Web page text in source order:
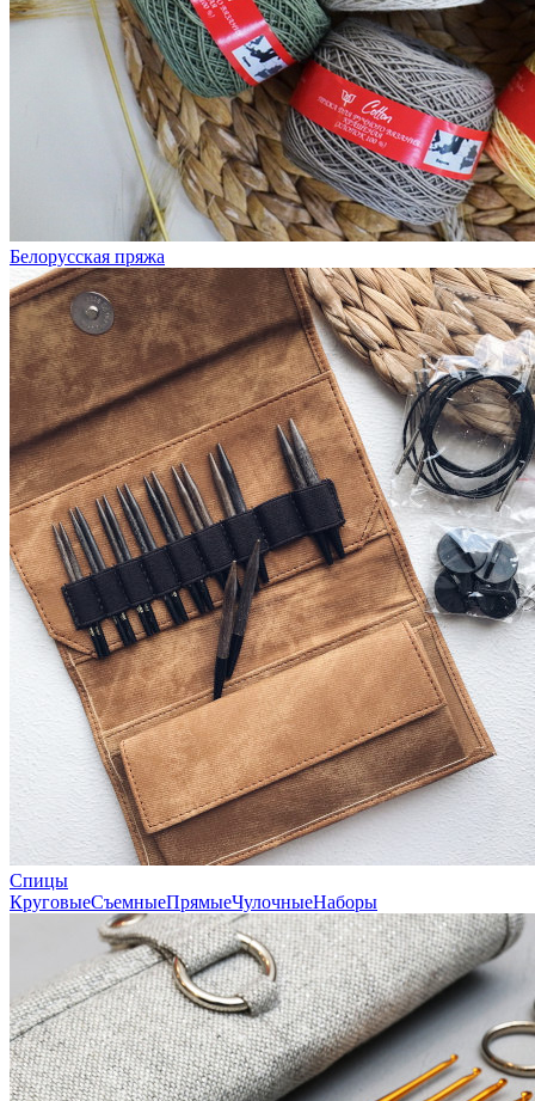
Белорусская пряжа
Спицы
КруговыеСъемныеПрямыеЧулочныеНаборы